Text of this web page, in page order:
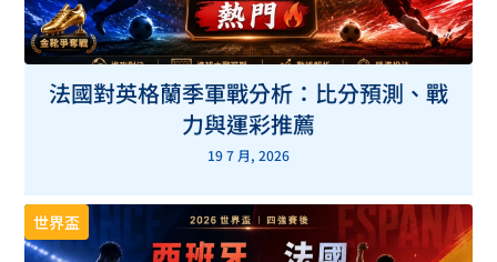
法國對英格蘭季軍戰分析：比分預測、戰
力與運彩推薦
19 7 月, 2026
世界盃